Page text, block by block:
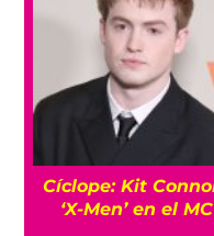
Cíclope: Kit
‘X-Men’ en el